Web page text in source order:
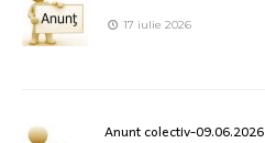
17 iulie 2026
Anunt colectiv-09.06.2026